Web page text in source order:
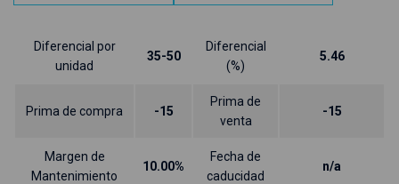
Diferencial por
unidad
35-50
Diferencial
(%)
5.46
Prima de compra -15
Prima de
venta
-15
Margen de
Mantenimiento
10.00%
Fecha de
caducidad
n/a